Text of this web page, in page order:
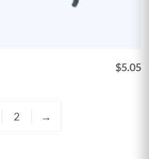
$5.05
2 →